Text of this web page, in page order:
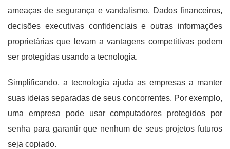
ameaças de segurança e vandalismo. Dados financeiros,
decisões executivas confidenciais e outras informações
proprietárias que levam a vantagens competitivas podem
ser protegidas usando a tecnologia.
Simplificando, a tecnologia ajuda as empresas a manter
suas ideias separadas de seus concorrentes. Por exemplo,
uma empresa pode usar computadores protegidos por
senha para garantir que nenhum de seus projetos futuros
seja copiado.